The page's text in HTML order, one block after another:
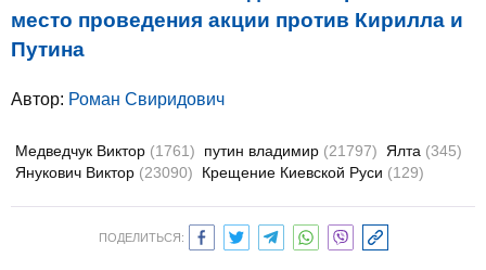
место проведения акции против Кирилла и
Путина
Автор: Роман Свиридович
Медведчук Виктор (1761) путин владимир (21797) Ялта (345)
Янукович Виктор (23090) Крещение Киевской Руси (129)
ПОДЕЛИТЬСЯ: